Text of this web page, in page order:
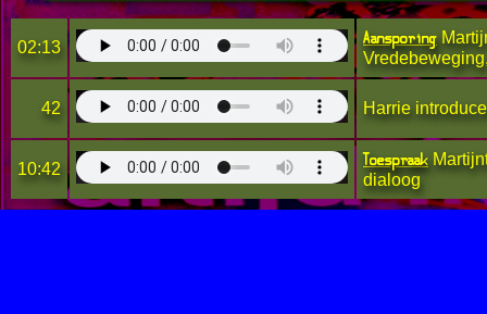
02:13 Aansporing
42 Harrie
10:42 Toespraak
dialoog